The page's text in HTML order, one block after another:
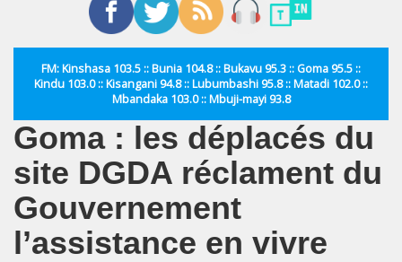
FM: Kinshasa 103.5 :: Bunia 104.8 :: Bukavu 95.3 :: Goma 95.5 ::
Kindu 103.0 :: Kisangani 94.8 :: Lubumbashi 95.8 :: Matadi 102.0 ::
Mbandaka 103.0 :: Mbuji-mayi 93.8
Goma : les déplacés du
site DGDA réclament du
Gouvernement
l’assistance en vivre